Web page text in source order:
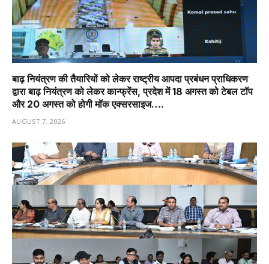
बाढ़ नियंत्रण की तैयारियों को लेकर राष्ट्रीय आपदा प्रबंधन प्राधिकरण
द्वारा बाढ़ नियंत्रण को लेकर कान्फ्रेंस, प्रदेश में 18 अगस्त को टेबल टॉप
और 20 अगस्त को होगी मॉक एक्सरसाइज….
AUGUST 7, 2026